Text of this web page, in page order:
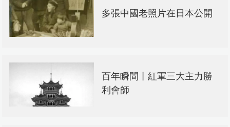
多張中國老照片在日本公開
百年瞬間丨紅軍三大主力勝
利會師